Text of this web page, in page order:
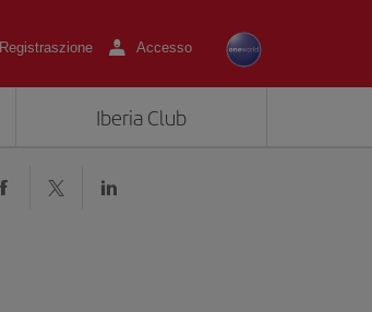
Registraszione Accesso
Iberia Club